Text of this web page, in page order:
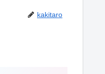
kakitaro